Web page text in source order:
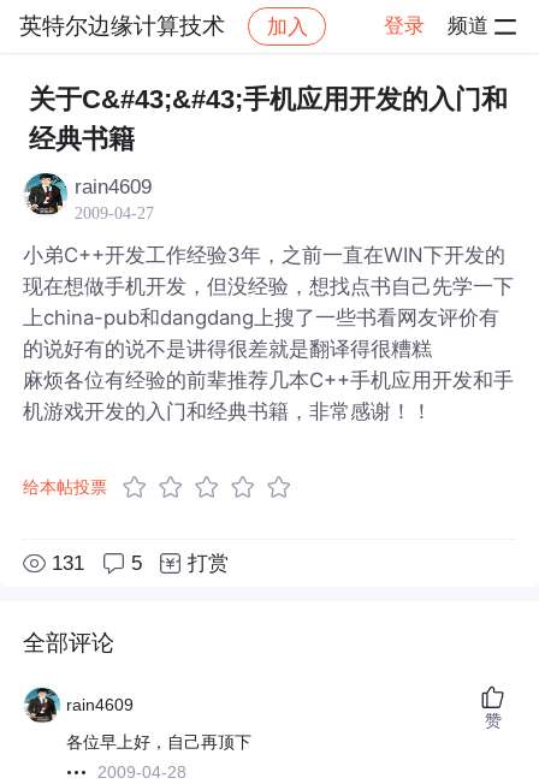
英特尔边缘计算技术 加入 登录 频道
社区 英特尔边缘计算技术 帖子详情
关于C&#43;&#43;手机应用开发的入门和
经典书籍
rain4609
2009-04-27
小弟C++开发工作经验3年，之前一直在WIN下开发的
现在想做手机开发，但没经验，想找点书自己先学一下
上china-pub和dangdang上搜了一些书看网友评价有
的说好有的说不是讲得很差就是翻译得很糟糕
麻烦各位有经验的前辈推荐几本C++手机应用开发和手
机游戏开发的入门和经典书籍，非常感谢！！
给本帖投票
131 5 打赏
全部评论
rain4609
各位早上好，自己再顶下
2009-04-28
赞